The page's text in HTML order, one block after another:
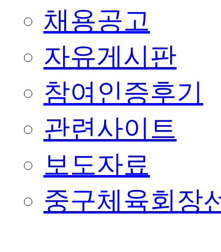
채용공고
자유게시판
참여인증후기
관련사이트
보도자료
중구체육회장